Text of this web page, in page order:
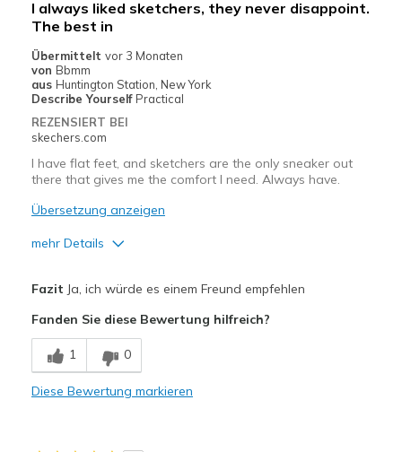
Poor Cushioning
Geeignete Verwendung
work
Width
View On Shoes
Shoes are for Wearing
I always liked sketchers, they never disappoint.
The best in
Übermittelt vor 3 Monaten
von Bbmm
aus Huntington Station, New York
Describe Yourself Practical
REZENSIERT BEI
skechers.com
I have flat feet, and sketchers are the only sneaker out
there that gives me the comfort I need. Always have.
Übersetzung anzeigen
mehr Details
Breathe Well
Comfortable
Fazit Ja, ich würde es einem Freund empfehlen
Fanden Sie diese Bewertung hilfreich?
1 0
Diese Bewertung markieren